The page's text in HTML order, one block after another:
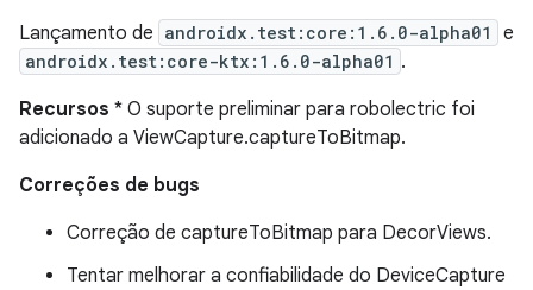
Lançamento de androidx.test:core:1.6.0-alpha01 e
androidx.test:core-ktx:1.6.0-alpha01 .
Recursos * O suporte preliminar para robolectric foi
adicionado a ViewCapture.captureToBitmap.
Correções de bugs
Correção de captureToBitmap para DecorViews.
Tentar melhorar a confiabilidade do DeviceCapture